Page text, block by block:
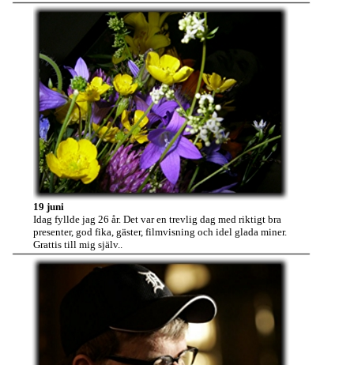
19 juni
Idag fyllde jag 26 år. Det var en trevlig dag med riktigt bra
presenter, god fika, gäster, filmvisning och idel glada miner.
Grattis till mig själv..